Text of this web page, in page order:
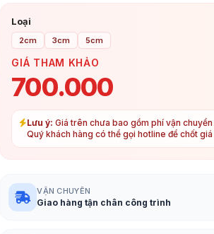
Loại
2cm 3cm 5cm
GIÁ THAM KHẢO
700.000
Lưu ý: Giá trên chưa bao gồm phí vận
Quý khách hàng có thể gọi hotline để chốt
VẬN CHUYỂN
Giao hàng tận chân công trình